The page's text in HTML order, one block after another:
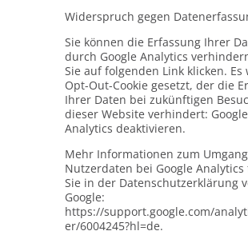
Widerspruch gegen
Sie können die Erfassung Ihrer
durch Google Analytics
Sie auf folgenden Link klicken. Es
Opt-Out-Cookie gesetzt, der die
Ihrer Daten bei zukünftigen
dieser Website verhindert: Google
Analytics deaktivieren.
Mehr Informationen zum
Nutzerdaten bei Google Analytics
Sie in der Datenschutzerklärung
Google:
https://support.google.com/
er/6004245?hl=de.